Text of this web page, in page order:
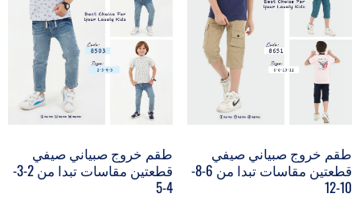
طقم خروج صبياني صيفي
قطعتين مقاسات تبدا من 6-8-
10-12
طقم خروج صبياني صيفي
قطعتين مقاسات تبدا من 2-3-
4-5